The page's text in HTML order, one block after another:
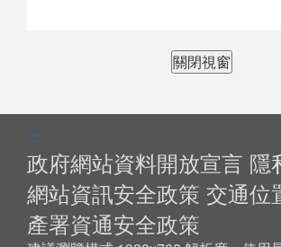
關閉視窗
:::
政府網站資料開放宣言 隱
網站資訊安全政策 交通位
產署資通安全政策